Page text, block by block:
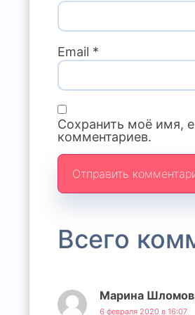
Всего
Марина
6 февраля 2020 в 16:07
Email *
Сохранить моё имя,
комментариев.